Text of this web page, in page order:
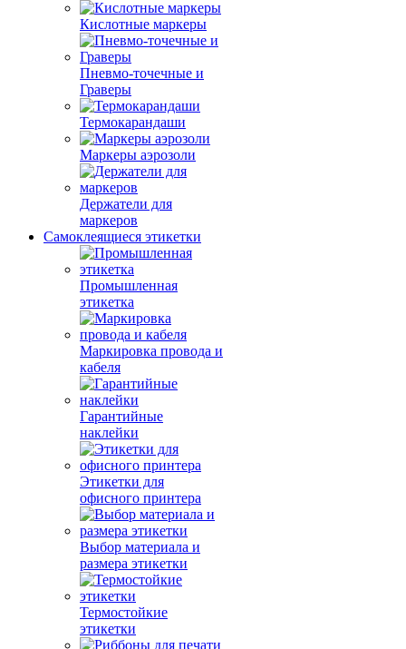
Кислотные маркеры
Пневмо-точечные и
Граверы
Термокарандаши
Маркеры аэрозоли
Держатели для
маркеров
Самоклеящиеся этикетки
Промышленная
этикетка
Маркировка провода и
кабеля
Гарантийные
наклейки
Этикетки для
офисного принтера
Выбор материала и
размера этикетки
Термостойкие
этикетки